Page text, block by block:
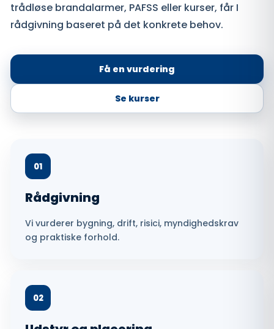
trådløse brandalarmer, PAFSS eller kurser, får I
rådgivning baseret på det konkrete behov.
Få en vurdering
Se kurser
01
Rådgivning
Vi vurderer bygning, drift, risici, myndighedskrav
og praktiske forhold.
02